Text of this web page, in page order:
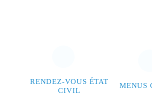
RENDEZ-VOUS ÉTAT
CIVIL
MENUS